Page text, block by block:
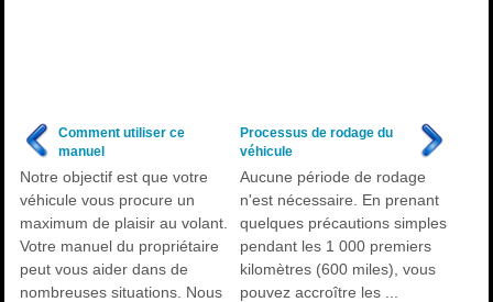
Comment utiliser ce
manuel
Notre objectif est que votre
véhicule vous procure un
maximum de plaisir au volant.
Votre manuel du propriétaire
peut vous aider dans de
nombreuses situations. Nous
Processus de rodage du
véhicule
Aucune période de rodage
n'est nécessaire. En prenant
quelques précautions simples
pendant les 1 000 premiers
kilomètres (600 miles), vous
pouvez accroître les ...